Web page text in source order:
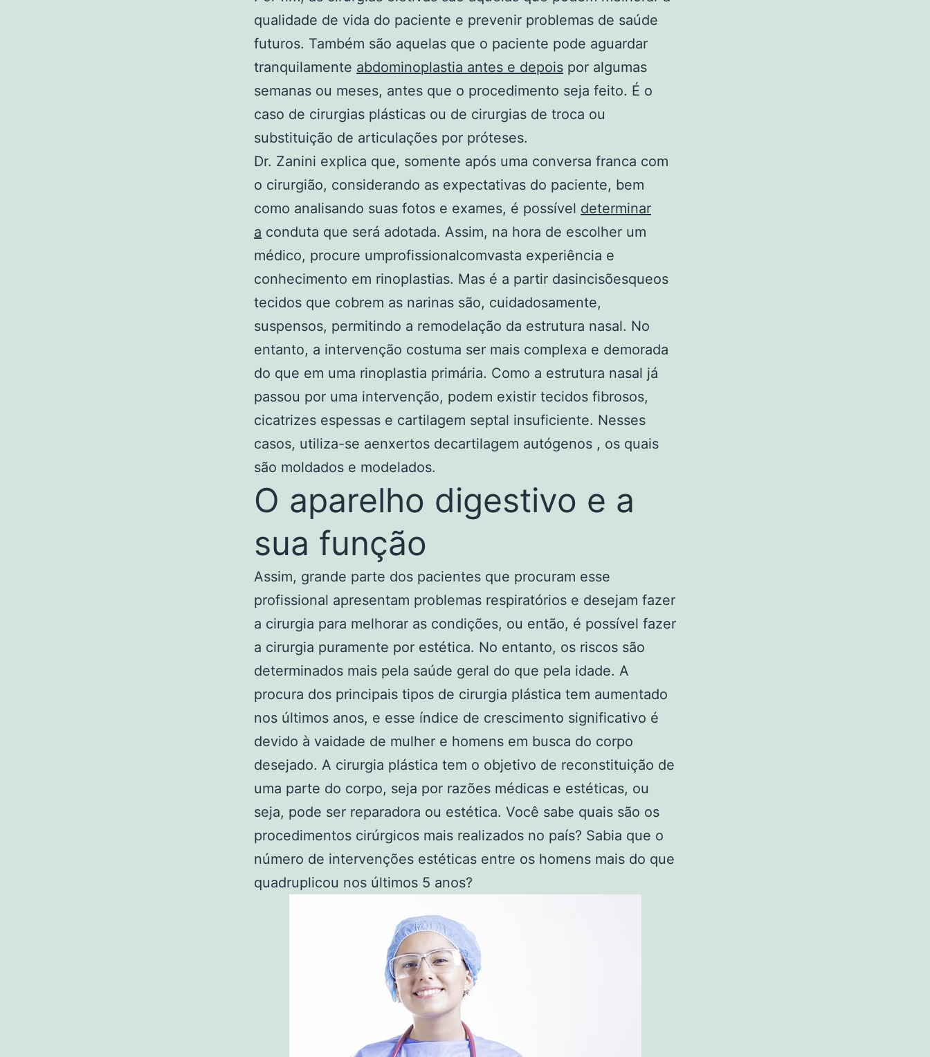
qualidade de vida do paciente e prevenir problemas de saúde
futuros. Também são aquelas que o paciente pode aguardar
tranquilamente abdominoplastia antes e depois por algumas
semanas ou meses, antes que o procedimento seja feito. É o
caso de cirurgias plásticas ou de cirurgias de troca ou
substituição de articulações por próteses.
Dr. Zanini explica que, somente após uma conversa franca com
o cirurgião, considerando as expectativas do paciente, bem
como analisando suas fotos e exames, é possível determinar
a conduta que será adotada. Assim, na hora de escolher um
médico, procure umprofissionalcomvasta experiência e
conhecimento em rinoplastias. Mas é a partir dasincisõesqueos
tecidos que cobrem as narinas são, cuidadosamente,
suspensos, permitindo a remodelação da estrutura nasal. No
entanto, a intervenção costuma ser mais complexa e demorada
do que em uma rinoplastia primária. Como a estrutura nasal já
passou por uma intervenção, podem existir tecidos fibrosos,
cicatrizes espessas e cartilagem septal insuficiente. Nesses
casos, utiliza-se aenxertos decartilagem autógenos , os quais
são moldados e modelados.
O aparelho digestivo e a
sua função
Assim, grande parte dos pacientes que procuram esse
profissional apresentam problemas respiratórios e desejam fazer
a cirurgia para melhorar as condições, ou então, é possível fazer
a cirurgia puramente por estética. No entanto, os riscos são
determinados mais pela saúde geral do que pela idade. A
procura dos principais tipos de cirurgia plástica tem aumentado
nos últimos anos, e esse índice de crescimento significativo é
devido à vaidade de mulher e homens em busca do corpo
desejado. A cirurgia plástica tem o objetivo de reconstituição de
uma parte do corpo, seja por razões médicas e estéticas, ou
seja, pode ser reparadora ou estética. Você sabe quais são os
procedimentos cirúrgicos mais realizados no país? Sabia que o
número de intervenções estéticas entre os homens mais do que
quadruplicou nos últimos 5 anos?